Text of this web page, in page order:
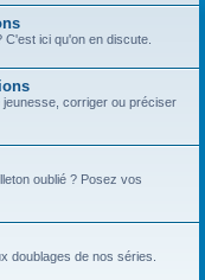
r
ici qu'on en discute.
corriger ou préciser
oublié ? Posez vos
doublages de nos séries.